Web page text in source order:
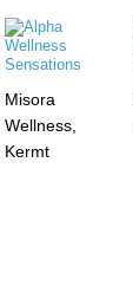
Misora
Wellness,
Kermt